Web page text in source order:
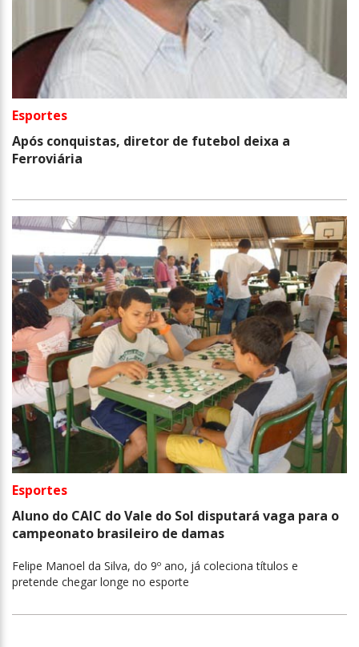
Esportes
Após conquistas, diretor de futebol deixa a
Ferroviária
Esportes
Aluno do CAIC do Vale do Sol disputará vaga para o
campeonato brasileiro de damas
Felipe Manoel da Silva, do 9º ano, já coleciona títulos e
pretende chegar longe no esporte